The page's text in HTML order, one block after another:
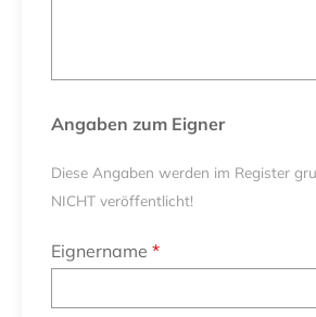
Angaben zum Eigner
Diese Angaben werden im Register
NICHT veröffentlicht!
Eignername